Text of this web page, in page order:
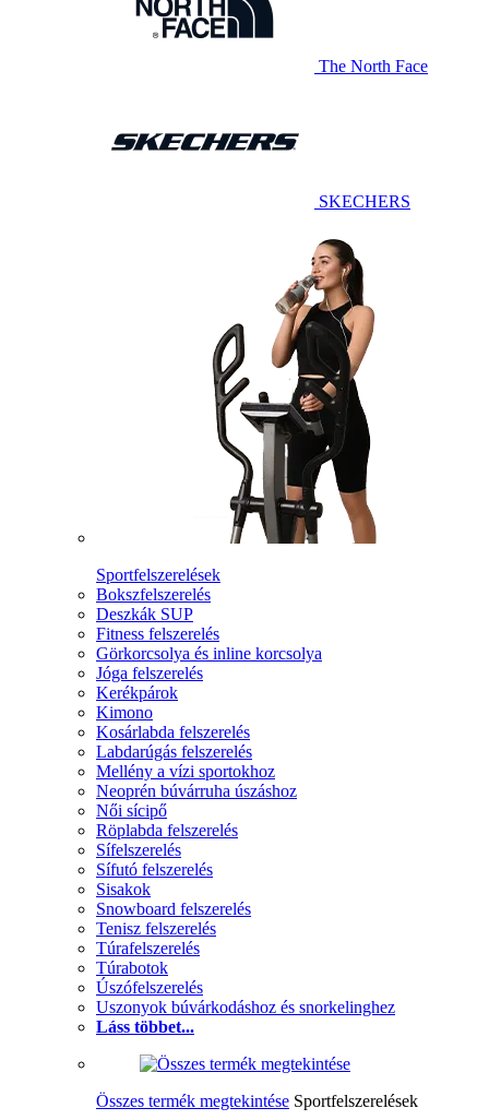
The North Face
SKECHERS
Sportfelszerelések
Bokszfelszerelés
Deszkák SUP
Fitness felszerelés
Görkorcsolya és inline korcsolya
Jóga felszerelés
Kerékpárok
Kimono
Kosárlabda felszerelés
Labdarúgás felszerelés
Mellény a vízi sportokhoz
Neoprén búvárruha úszáshoz
Női sícipő
Röplabda felszerelés
Sífelszerelés
Sífutó felszerelés
Sisakok
Snowboard felszerelés
Tenisz felszerelés
Túrafelszerelés
Túrabotok
Úszófelszerelés
Uszonyok búvárkodáshoz és snorkelinghez
Láss többet...
Összes termék megtekintése Sportfelszerelések